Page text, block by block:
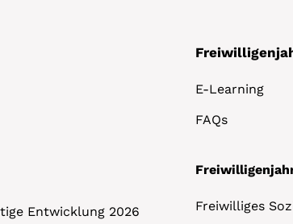
Entwicklung 2026
E-Learning
FAQs
Freiwilliges